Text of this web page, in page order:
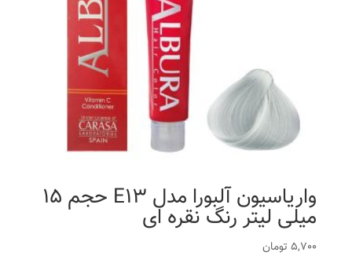
واریاسیون آلبورا مدل E13 حجم 15
میلی لیتر رنگ نقره ای
5,700 تومان